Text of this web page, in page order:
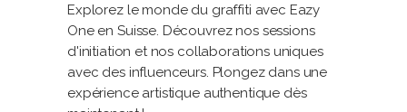
Explorez le monde du graffiti avec Eazy
One en Suisse. Découvrez nos sessions
d'initiation et nos collaborations uniques
avec des influenceurs. Plongez dans une
expérience artistique authentique dès